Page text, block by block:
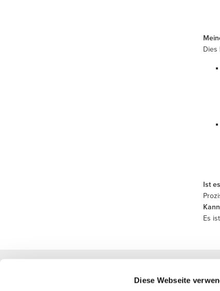
Diese Webseite
Dies
Ist
Es